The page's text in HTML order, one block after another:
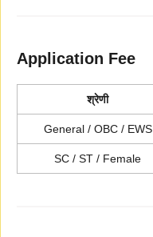
Application Fee
श्रेणी
General / OBC / EWS
SC / ST / Female